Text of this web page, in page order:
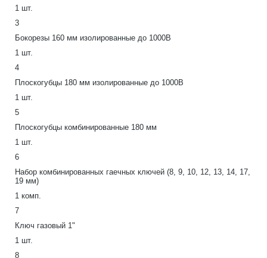
1 шт.
3
Бокорезы 160 мм изолированные до 1000В
1 шт.
4
Плоскогубцы 180 мм изолированные до 1000В
1 шт.
5
Плоскогубцы комбинированные 180 мм
1 шт.
6
Набор комбинированных гаечных ключей (8, 9, 10, 12, 13, 14, 17,
19 мм)
1 комп.
7
Ключ газовый 1"
1 шт.
8